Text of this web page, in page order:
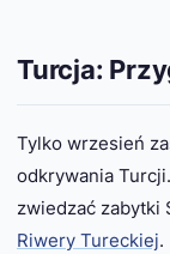
Turcja:
Tylko wrzesień
odkrywania
zwiedzać zabytki
Riwery Tureckiej.